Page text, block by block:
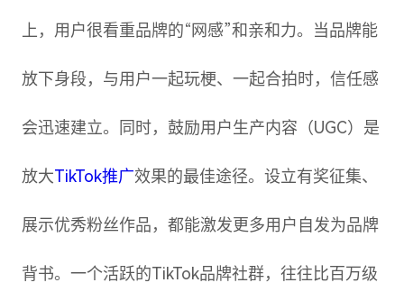
上，用户很看重品牌的“网感”和亲和力。当品牌能
放下身段，与用户一起玩梗、一起合拍时，信任感
会迅速建立。同时，鼓励用户生产内容（UGC）是
放大TikTok推广效果的最佳途径。设立有奖征集、
展示优秀粉丝作品，都能激发更多用户自发为品牌
背书。一个活跃的TikTok品牌社群，往往比百万级